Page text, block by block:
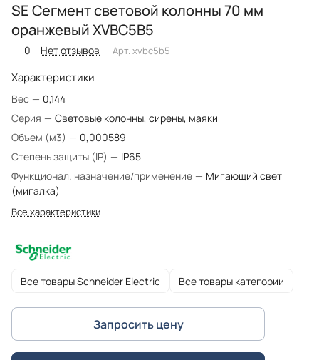
SE Сегмент световой колонны 70 мм
оранжевый XVBC5B5
0 Нет отзывов Арт. xvbc5b5
Характеристики
Вес — 0,144
Серия — Световые колонны, сирены, маяки
Объем (м3) — 0,000589
Степень защиты (IP) — IP65
Функционал. назначение/применение — Мигающий свет
(мигалка)
Все характеристики
Все товары Schneider Electric Все товары категории
Запросить цену